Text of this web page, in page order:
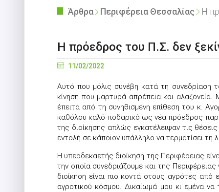
Άρθρα Περιφέρεια Θεσσαλίας Η
Η πρόεδρος του Π.Σ. δεν
11/02/2022
Αυτό που μόλις συνέβη κατά τη συνεδρίαση
κίνηση που μαρτυρά απρέπεια και
έπειτα από τη συνηθισμένη επίθεση του κ.
καθόλου καλό ποδαρικό ως νέα πρόεδρος
της διοίκησης απλώς εγκατέλειψαν τις
εντολή σε κάποιον υπάλληλο να τερματίσει τη
Η υπερδεκαετής διοίκηση της Περιφέρειας
την οποία συνεδριάζουμε και της
διοίκηση είναι πιο κοντά στους αγρότες
αγροτικού κόσμου. Δικαίωμά μου κι εμένα